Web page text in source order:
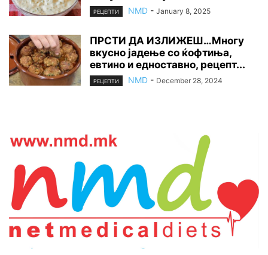
РЕЦЕПТИ NMD - January 8, 2025
ПРСТИ ДА ИЗЛИЖЕШ…Многу
вкусно јадење со ќофтиња,
евтино и едноставно, рецепт...
РЕЦЕПТИ NMD - December 28, 2024